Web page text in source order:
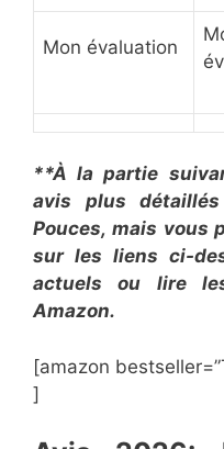
Mon évaluation
**À la partie
avis plus
Pouces, mais vous
sur les liens ci-
actuels ou lire
Amazon.
[amazon
]